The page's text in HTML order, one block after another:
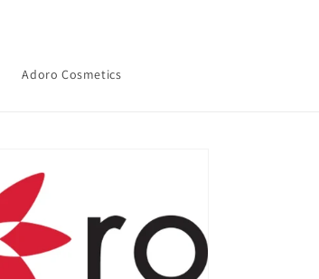
Adoro Cosmetics